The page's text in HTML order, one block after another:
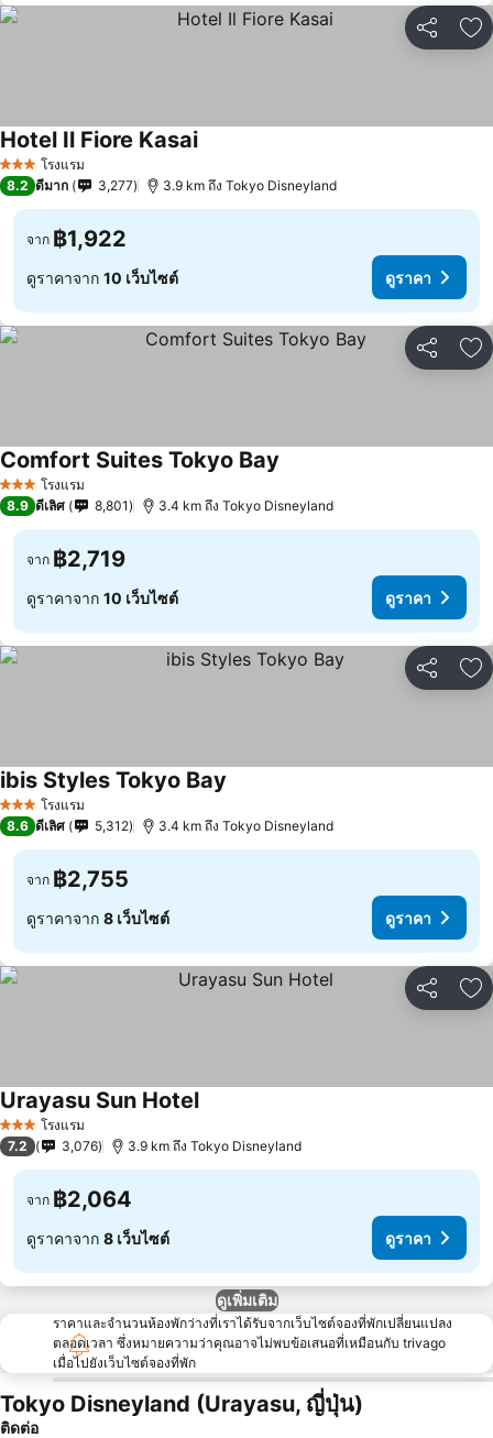
แชร์ เ
3 ดาว โรงแรม
Hotel Il Fiore Kasai
8.2 ดีมาก 3,277 3.9 km ถึง Tokyo Disneyland
จาก ฿1,922
ดูราคาจาก 10 เว็บไซต์ ดูราคา
แชร์ เ
3 ดาว โรงแรม
Comfort Suites Tokyo Bay
8.9 ดีเลิศ 8,801 3.4 km ถึง Tokyo Disneyland
จาก ฿2,719
ดูราคาจาก 10 เว็บไซต์ ดูราคา
แชร์ เ
3 ดาว โรงแรม
ibis Styles Tokyo Bay
8.6 ดีเลิศ 5,312 3.4 km ถึง Tokyo Disneyland
จาก ฿2,755
ดูราคาจาก 8 เว็บไซต์ ดูราคา
แชร์ เ
3 ดาว โรงแรม
Urayasu Sun Hotel
7.2 3,076 3.9 km ถึง Tokyo Disneyland
จาก ฿2,064
ดูราคาจาก 8 เว็บไซต์ ดูราคา
ดูเพิ่มเติม
ราคาและจำนวนห้องพักว่างที่เราได้รับจากเว็บไซต์จองที่พักเปลี่ยนแปลง
ตลอดเวลา ซึ่งหมายความว่าคุณอาจไม่พบข้อเสนอที่เหมือนกับ trivago
เมื่อไปยังเว็บไซต์จองที่พัก
Tokyo Disneyland (Urayasu, ญี่ปุ่น)
ติดต่อ